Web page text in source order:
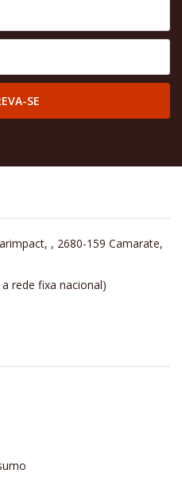
SE
, 2680-159 Camarate,
rede fixa nacional)